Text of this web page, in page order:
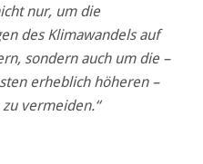
nur, um die
des Klimawandels auf
sondern auch um die –
erheblich höheren –
vermeiden.“